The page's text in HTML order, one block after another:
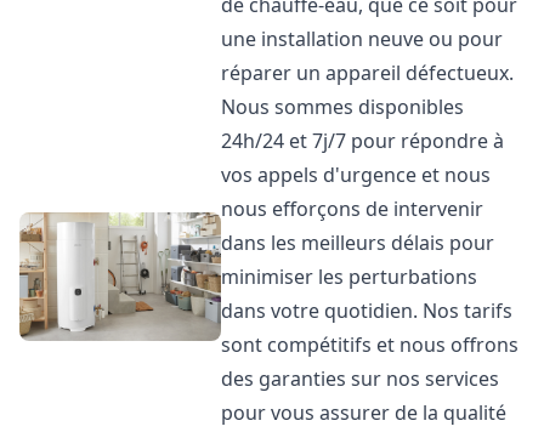
une installation neuve ou pour
réparer un appareil défectueux.
Nous sommes disponibles
24h/24 et 7j/7 pour répondre à
vos appels d'urgence et nous
nous efforçons de intervenir
dans les meilleurs délais pour
minimiser les perturbations
dans votre quotidien. Nos tarifs
sont compétitifs et nous offrons
des garanties sur nos services
pour vous assurer de la qualité